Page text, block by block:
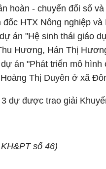
hoàn - chuyển đổi số
đốc HTX Nông nghiệp
án "Hệ sinh thái giáo
Hương, Hán Thị
án "Phát triển mô
Thị Duyên ở xã
dự được trao giải
số 46)